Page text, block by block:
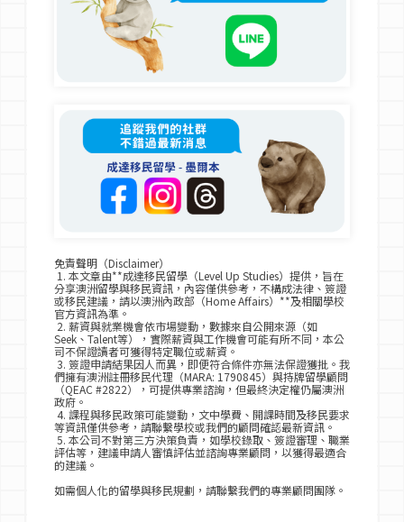
免責聲明（Disclaimer）
1. 本文章由**成達移民留學（Level Up Studies）提供，旨在
分享澳洲留學與移民資訊，內容僅供參考，不構成法律、簽證
或移民建議，請以澳洲內政部（Home Affairs）**及相關學校
官方資訊為準。
2. 薪資與就業機會依市場變動，數據來自公開來源（如
Seek、Talent等），實際薪資與工作機會可能有所不同，本公
司不保證讀者可獲得特定職位或薪資。
3. 簽證申請結果因人而異，即便符合條件亦無法保證獲批。我
們擁有澳洲註冊移民代理（MARA: 1790845）與持牌留學顧問
（QEAC #2822），可提供專業諮詢，但最終決定權仍屬澳洲
政府。
4. 課程與移民政策可能變動，文中學費、開課時間及移民要求
等資訊僅供參考，請聯繫學校或我們的顧問確認最新資訊。
5. 本公司不對第三方決策負責，如學校錄取、簽證審理、職業
評估等，建議申請人審慎評估並諮詢專業顧問，以獲得最適合
的建議。
如需個人化的留學與移民規劃，請聯繫我們的專業顧問團隊。